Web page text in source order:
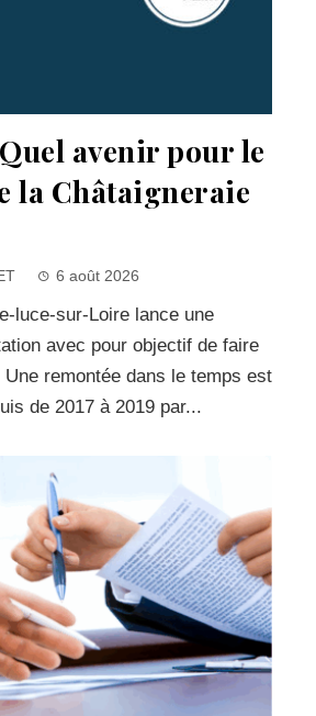
avenir pour le
la Châtaigneraie
6 août 2026
luce-sur-Loire lance une
avec pour objectif de faire
remontée dans le temps est
de 2017 à 2019 par...